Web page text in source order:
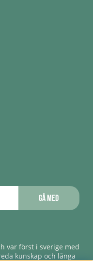
Gå med
var först i sverige med
kunskap och långa